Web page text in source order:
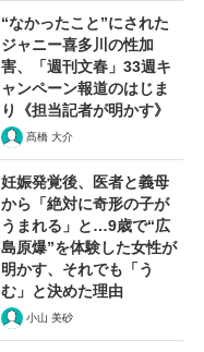
“なかったこと”にされた
ジャニー喜多川の性加
害、「週刊文春」33週キ
ャンペーン報道のはじま
り《担当記者が明かす》
髙橋 大介
妊娠発覚後、医者と義母
から「絶対に奇形の子が
うまれる」と…9歳で“広
島原爆”を体験した女性が
明かす、それでも「う
む」と決めた理由
小山 美砂